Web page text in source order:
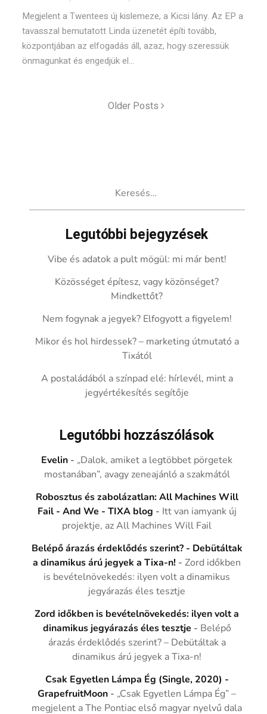
Megjelent a Twentees új kislemeze, a Kicsi lány. Az EP a
tavasszal bemutatott Linda üzenetét építi tovább,
központjában az elfogadás áll, azaz, hogy szeressük
önmagunkat és engedjük el...
Older Posts
Legutóbbi bejegyzések
Vibe és adatok a pult mögül: mi már bent!
Közösséget építesz, vagy közönséget?
Mindkettőt?
Nem fogynak a jegyek? Elfogyott a figyelem!
Mikor és hol hirdessek? – marketing útmutató a
Tixától
A postaládából a színpad elé: hírlevél, mint a
jegyértékesítés segítője
Legutóbbi hozzászólások
Evelin - „Dalok, amiket a legtöbbet pörgetek
mostanában”, avagy zeneajánló a szakmától
Robosztus és zabolázatlan: All Machines Will
Fail - And We - TIXA blog - Itt van iamyank új
projektje, az All Machines Will Fail
Belépő árazás érdeklődés szerint? - Debütáltak
a dinamikus árú jegyek a Tixa-n! -Zord időkben
is bevételnövekedés: ilyen volt a dinamikus
jegyárazás éles tesztje
Zord időkben is bevételnövekedés: ilyen volt a
dinamikus jegyárazás éles tesztje - Belépő
árazás érdeklődés szerint? – Debütáltak a
dinamikus árú jegyek a Tixa-n!
Csak Egyetlen Lámpa Ég (Single, 2020) -
GrapefruitMoon - „Csak Egyetlen Lámpa Ég” –
megjelent a The Pontiac első magyar nyelvű dala